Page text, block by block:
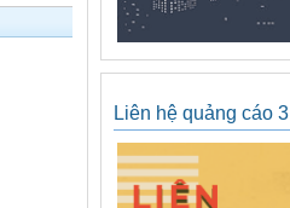
Liên hệ quảng cáo 3